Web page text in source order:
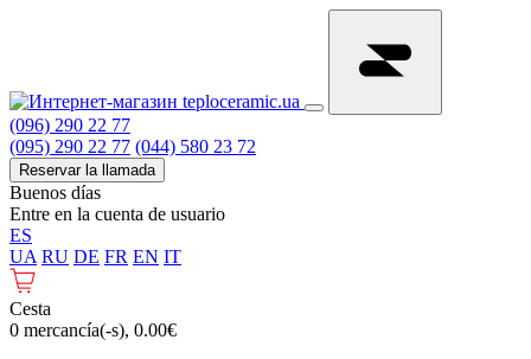
(096) 290 22 77
(095) 290 22 77 (044) 580 23 72
Reservar la llamada
Buenos días
Entre en la cuenta de usuario
ES
UA RU DE FR EN IT
Cesta
0 mercancía(-s), 0.00€